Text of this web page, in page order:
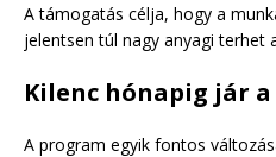
A támogatás célja, hogy a
jelentsen túl nagy anyagi terhet
Kilenc hónapig jár
A program egyik fontos